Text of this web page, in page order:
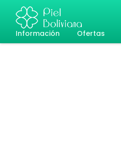
contenido
Información
Ofertas